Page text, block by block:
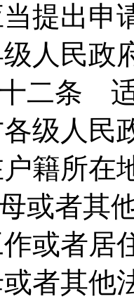
当提出申
人民政
二条
级人民
籍所在
或者其
或者居
者其他